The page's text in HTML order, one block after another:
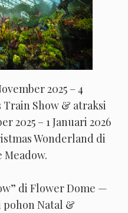
2025 – 4
Train Show & atraksi
2025 – 1 Januari 2026
Wonderland di
di Flower Dome —
pohon Natal &